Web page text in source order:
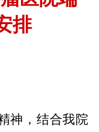
排
，结合我院